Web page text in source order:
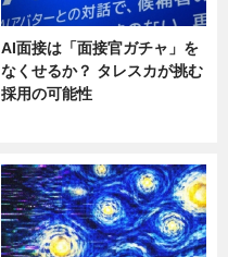
AI面接は「面接官ガチャ」を
なくせるか？ タレスカが挑む
採用の可能性